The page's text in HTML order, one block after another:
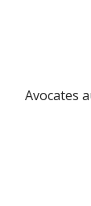
Avocates